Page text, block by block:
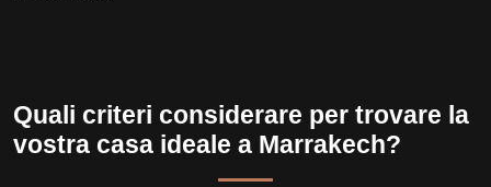
Quali criteri considerare per trovare la
vostra casa ideale a Marrakech?